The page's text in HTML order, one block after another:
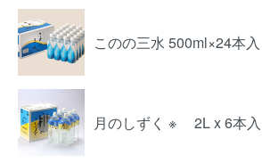
このの三水 500ml×24本入
月のしずく ※ 2L x 6本入